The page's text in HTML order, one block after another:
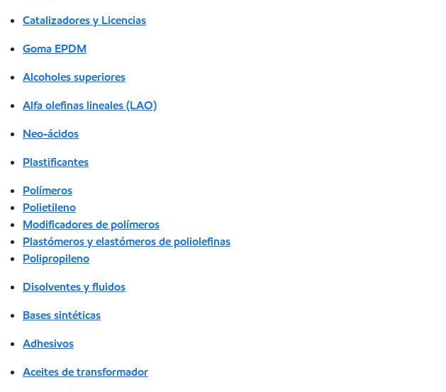
Catalizadores y Licencias
Goma EPDM
Alcoholes superiores
Alfa olefinas lineales (LAO)
Neo-ácidos
Plastificantes
Polímeros
Polietileno
Modificadores de polímeros
Plastómeros y elastómeros de poliolefinas
Polipropileno
Disolventes y fluidos
Bases sintéticas
Adhesivos
Aceites de transformador